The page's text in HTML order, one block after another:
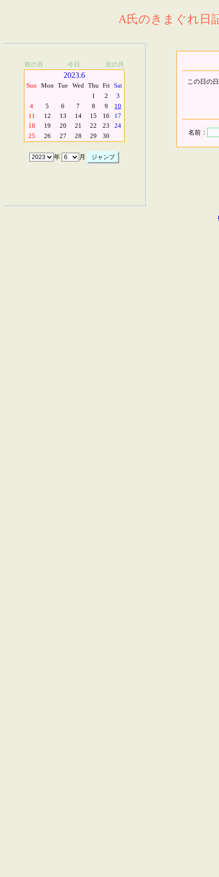
A氏のきまぐれ日
前の月 今日 次の月
2023.6
Sun Mon Tue Wed Thu Fri Sat
1
2
3
4
5 6 7 8 9
10
11
12 13 14 15 16
17
18
19 20 21 22 23
24
25
26 27 28 29 30
年 月
この日の
名前：